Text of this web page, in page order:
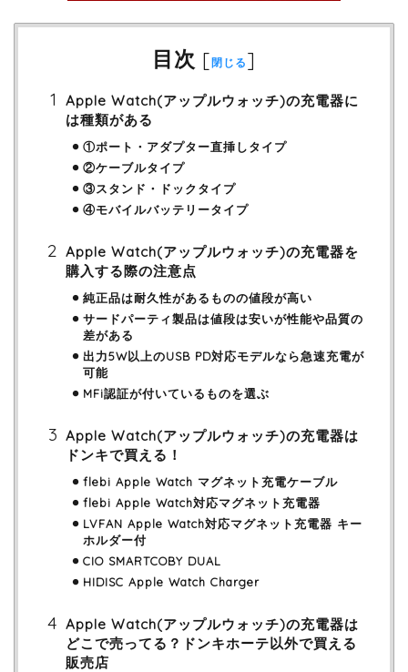
目次 [ 閉じる ]
Apple Watch(アップルウォッチ)の充電器に
は種類がある
①ポート・アダプター直挿しタイプ
②ケーブルタイプ
③スタンド・ドックタイプ
④モバイルバッテリータイプ
Apple Watch(アップルウォッチ)の充電器を
購入する際の注意点
純正品は耐久性があるものの値段が高い
サードパーティ製品は値段は安いが性能や品質の
差がある
出力5W以上のUSB PD対応モデルなら急速充電が
可能
MFi認証が付いているものを選ぶ
Apple Watch(アップルウォッチ)の充電器は
ドンキで買える！
flebi Apple Watch マグネット充電ケーブル
flebi Apple Watch対応マグネット充電器
LVFAN Apple Watch対応マグネット充電器 キー
ホルダー付
CIO SMARTCOBY DUAL
HIDISC Apple Watch Charger
Apple Watch(アップルウォッチ)の充電器は
どこで売ってる？ドンキホーテ以外で買える
販売店